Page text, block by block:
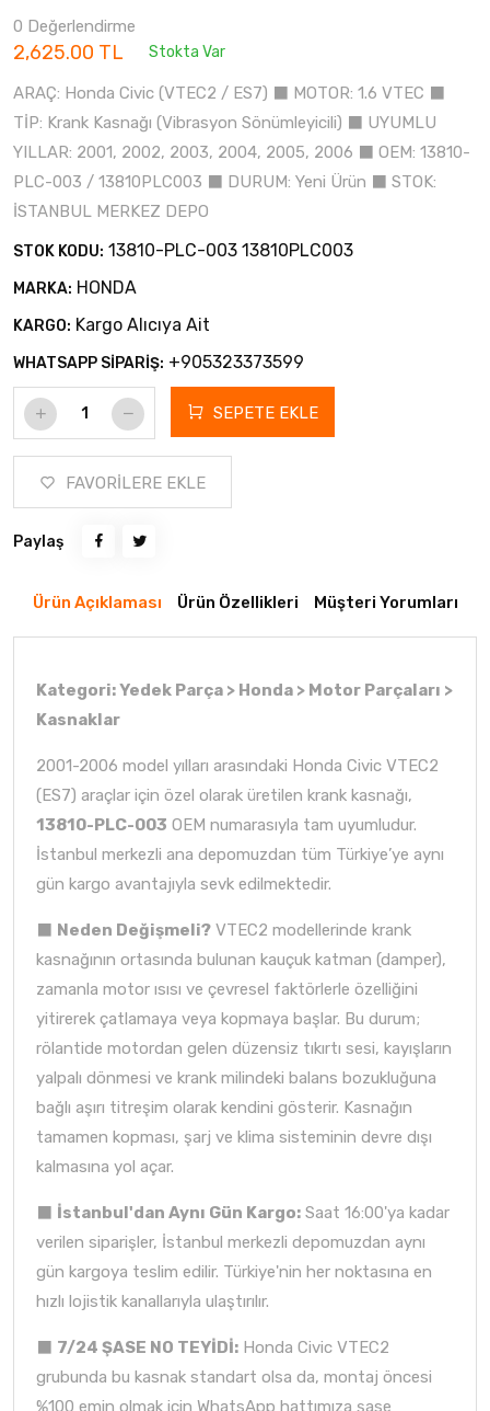
0 Değerlendirme
2,625.00 TL Stokta Var
ARAÇ: Honda Civic (VTEC2 / ES7) ⬛ MOTOR: 1.6 VTEC ⬛
TİP: Krank Kasnağı (Vibrasyon Sönümleyicili) ⬛ UYUMLU
YILLAR: 2001, 2002, 2003, 2004, 2005, 2006 ⬛ OEM: 13810-
PLC-003 / 13810PLC003 ⬛ DURUM: Yeni Ürün ⬛ STOK:
İSTANBUL MERKEZ DEPO
STOK KODU: 13810-PLC-003 13810PLC003
MARKA: HONDA
KARGO: Kargo Alıcıya Ait
WHATSAPP SİPARİŞ: +905323373599
SEPETE EKLE
FAVORİLERE EKLE
Paylaş
Ürün Açıklaması Ürün Özellikleri Müşteri Yorumları
Kategori: Yedek Parça > Honda > Motor Parçaları >
Kasnaklar
2001-2006 model yılları arasındaki Honda Civic VTEC2
(ES7) araçlar için özel olarak üretilen krank kasnağı,
13810-PLC-003 OEM numarasıyla tam uyumludur.
İstanbul merkezli ana depomuzdan tüm Türkiye’ye aynı
gün kargo avantajıyla sevk edilmektedir.
⬛ Neden Değişmeli? VTEC2 modellerinde krank
kasnağının ortasında bulunan kauçuk katman (damper),
zamanla motor ısısı ve çevresel faktörlerle özelliğini
yitirerek çatlamaya veya kopmaya başlar. Bu durum;
rölantide motordan gelen düzensiz tıkırtı sesi, kayışların
yalpalı dönmesi ve krank milindeki balans bozukluğuna
bağlı aşırı titreşim olarak kendini gösterir. Kasnağın
tamamen kopması, şarj ve klima sisteminin devre dışı
kalmasına yol açar.
⬛ İstanbul'dan Aynı Gün Kargo: Saat 16:00'ya kadar
verilen siparişler, İstanbul merkezli depomuzdan aynı
gün kargoya teslim edilir. Türkiye'nin her noktasına en
hızlı lojistik kanallarıyla ulaştırılır.
⬛ 7/24 ŞASE NO TEYİDİ: Honda Civic VTEC2
grubunda bu kasnak standart olsa da, montaj öncesi
%100 emin olmak için WhatsApp hattımıza şase